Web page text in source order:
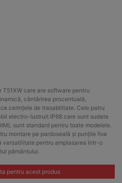
T51XW care are software pentru
cântărirea procentuală,
cerințele de trasabilitate. Cele patru
electro-lustruit IP68 care sunt sudate
sunt standard pentru toate modelele.
montare pe pardoseală și punțile fixe
versatilitate pentru amplasarea într-o
pământului.
pentru acest produs